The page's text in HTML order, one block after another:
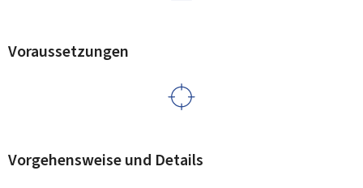
Voraussetzungen
Vorgehensweise und Details